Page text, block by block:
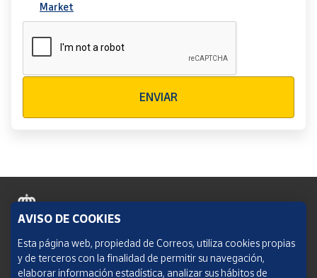
Market
ENVIAR
Política de cookies
Aviso legal
AVISO DE COOKIES
Esta página web, propiedad de Correos, utiliza cookies propias
y de terceros con la finalidad de permitir su navegación,
elaborar información estadística, analizar sus hábitos de